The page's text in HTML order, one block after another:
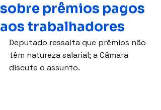
sobre prêmios pagos
aos trabalhadores
Deputado ressalta que prêmios não
têm natureza salarial; a Câmara
discute o assunto.